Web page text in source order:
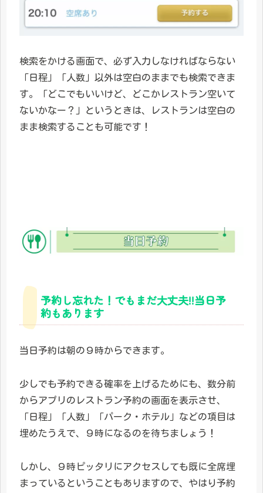
検索をかける画面で、必ず入力しなければならない
「日程」「人数」以外は空白のままでも検索できま
す。「どこでもいいけど、どこかレストラン空いて
ないかなー？」というときは、レストランは空白の
まま検索することも可能です！
予約し忘れた！でもまだ大丈夫!!当日予
約もあります
当日予約は朝の９時からできます。
少しでも予約できる確率を上げるためにも、数分前
からアプリのレストラン予約の画面を表示させ、
「日程」「人数」「パーク・ホテル」などの項目は
埋めたうえで、９時になるのを待ちましょう！
しかし、９時ピッタリにアクセスしても既に全席埋
まっているということもありますので、やはり予約